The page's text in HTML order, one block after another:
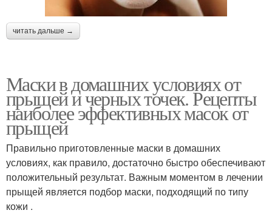
читать дальше →
Маски в домашних условиях от
прыщей и черных точек. Рецепты
наиболее эффективных масок от
прыщей
Правильно приготовленные маски в домашних
условиях, как правило, достаточно быстро обеспечивают
положительный результат. Важным моментом в лечении
прыщей является подбор маски, подходящий по типу
кожи .